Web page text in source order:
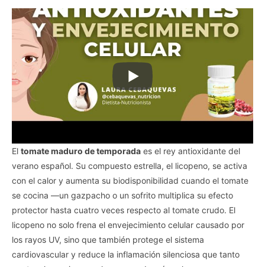
El tomate maduro de temporada es el rey antioxidante del
verano español. Su compuesto estrella, el licopeno, se activa
con el calor y aumenta su biodisponibilidad cuando el tomate
se cocina —un gazpacho o un sofrito multiplica su efecto
protector hasta cuatro veces respecto al tomate crudo. El
licopeno no solo frena el envejecimiento celular causado por
los rayos UV, sino que también protege el sistema
cardiovascular y reduce la inflamación silenciosa que tanto